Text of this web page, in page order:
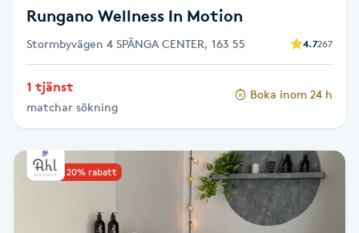
Hyperhidros
Hypnos
Hårborttagning
Rungano Wellness In Motion
Stormbyvägen 4 SPÄNGA CENTER, 163 55 4.7267
1 tjänst
matchar sökning
Boka inom 24 h
Upp till 20% rabatt